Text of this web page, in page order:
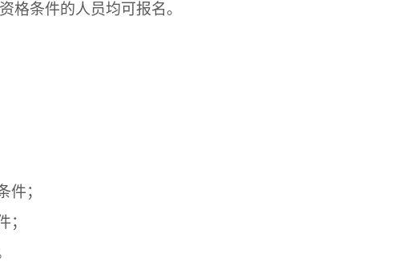
格条件的人员均可报名。
件；
；